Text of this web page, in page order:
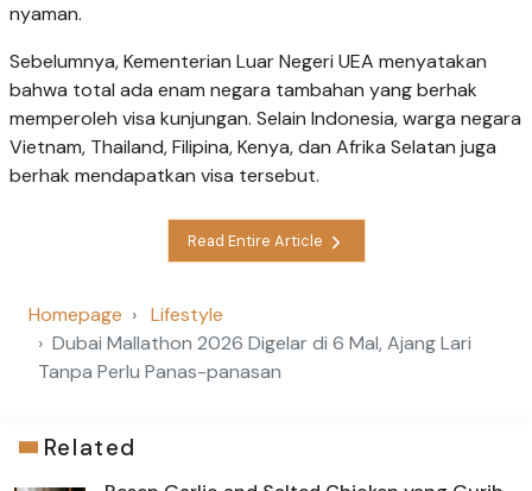
nyaman.
Sebelumnya, Kementerian Luar Negeri UEA menyatakan
bahwa total ada enam negara tambahan yang berhak
memperoleh visa kunjungan. Selain Indonesia, warga negara
Vietnam, Thailand, Filipina, Kenya, dan Afrika Selatan juga
berhak mendapatkan visa tersebut.
Read Entire Article
Homepage
Lifestyle
Dubai Mallathon 2026 Digelar di 6 Mal, Ajang Lari
Tanpa Perlu Panas-panasan
Related